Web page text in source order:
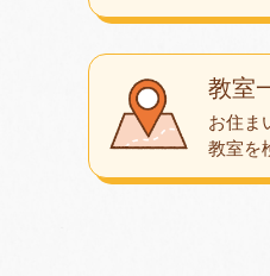
教室
お住ま
教室を